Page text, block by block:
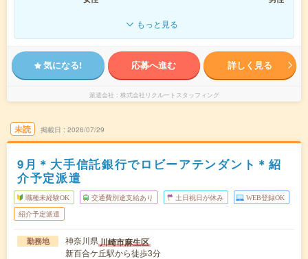
もっと見る
気になる! 応募へ進む 詳しく見る
派遣会社 株式会社リクルートスタッフィング
未読 掲載日 2026/07/29
9月＊大手信託銀行でロビーアテンダント＊紹
介予定派遣
職種未経験OK 交通費別途支給あり 土日祝日が休み WEB登録OK
紹介予定派遣
勤務地 神奈川県川崎市麻生区
新百合ケ丘駅から徒歩3分